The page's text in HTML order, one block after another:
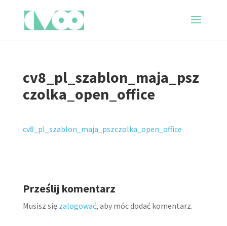
cv8_pl_szablon_maja_psz
czolka_open_office
cv8_pl_szablon_maja_pszczolka_open_office
Prześlij komentarz
Musisz się zalogować, aby móc dodać komentarz.